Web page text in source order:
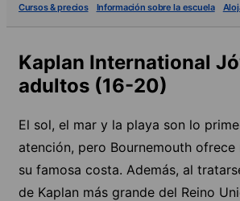
Cursos & precios Información sobre la escuela
Kaplan International
adultos (16-20)
El sol, el mar y la playa son lo
atención, pero Bournemouth ofrece
su famosa costa. Además, al
de Kaplan más grande del Reino